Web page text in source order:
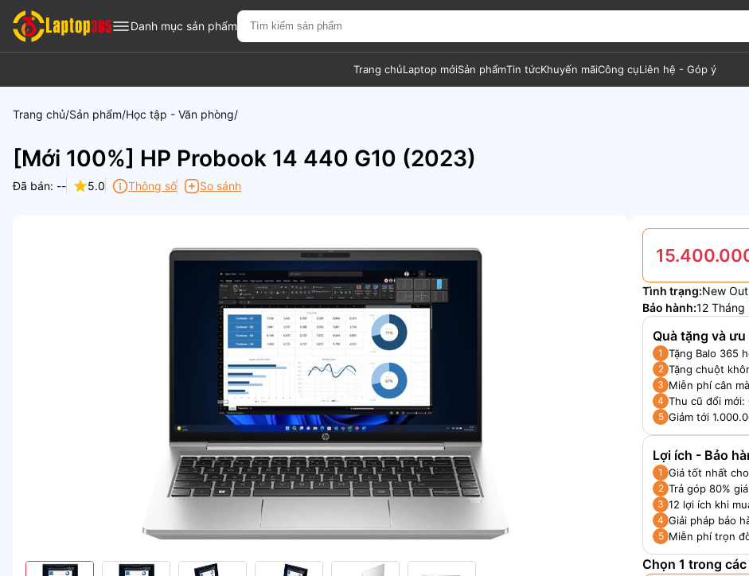
Danh mục sản phẩm
Trang chủLaptop mớiSản phẩmTin tứcKhuyến mãiCông cụLiên hệ - Góp ý
Trang chủ Sản phẩm Học tập - Văn phòng
[Mới 100%] HP Probook 14 440 G10 (2023)
Đã bán: -- 5.0 Thông số So sánh
Tình trạng:New
Bảo hành:12
Quà tặng và ưu
1 Tặng Balo 365
2 Tặng chuột
3 Miễn phí cân
4 Thu cũ đổi
5 Giảm tới
Lợi ích - Bảo
1 Giá tốt nhất
2 Trả góp 80%
3 12 lợi ích khi
4 Giải pháp bảo
5 Miễn phí trọn
Chọn 1 trong